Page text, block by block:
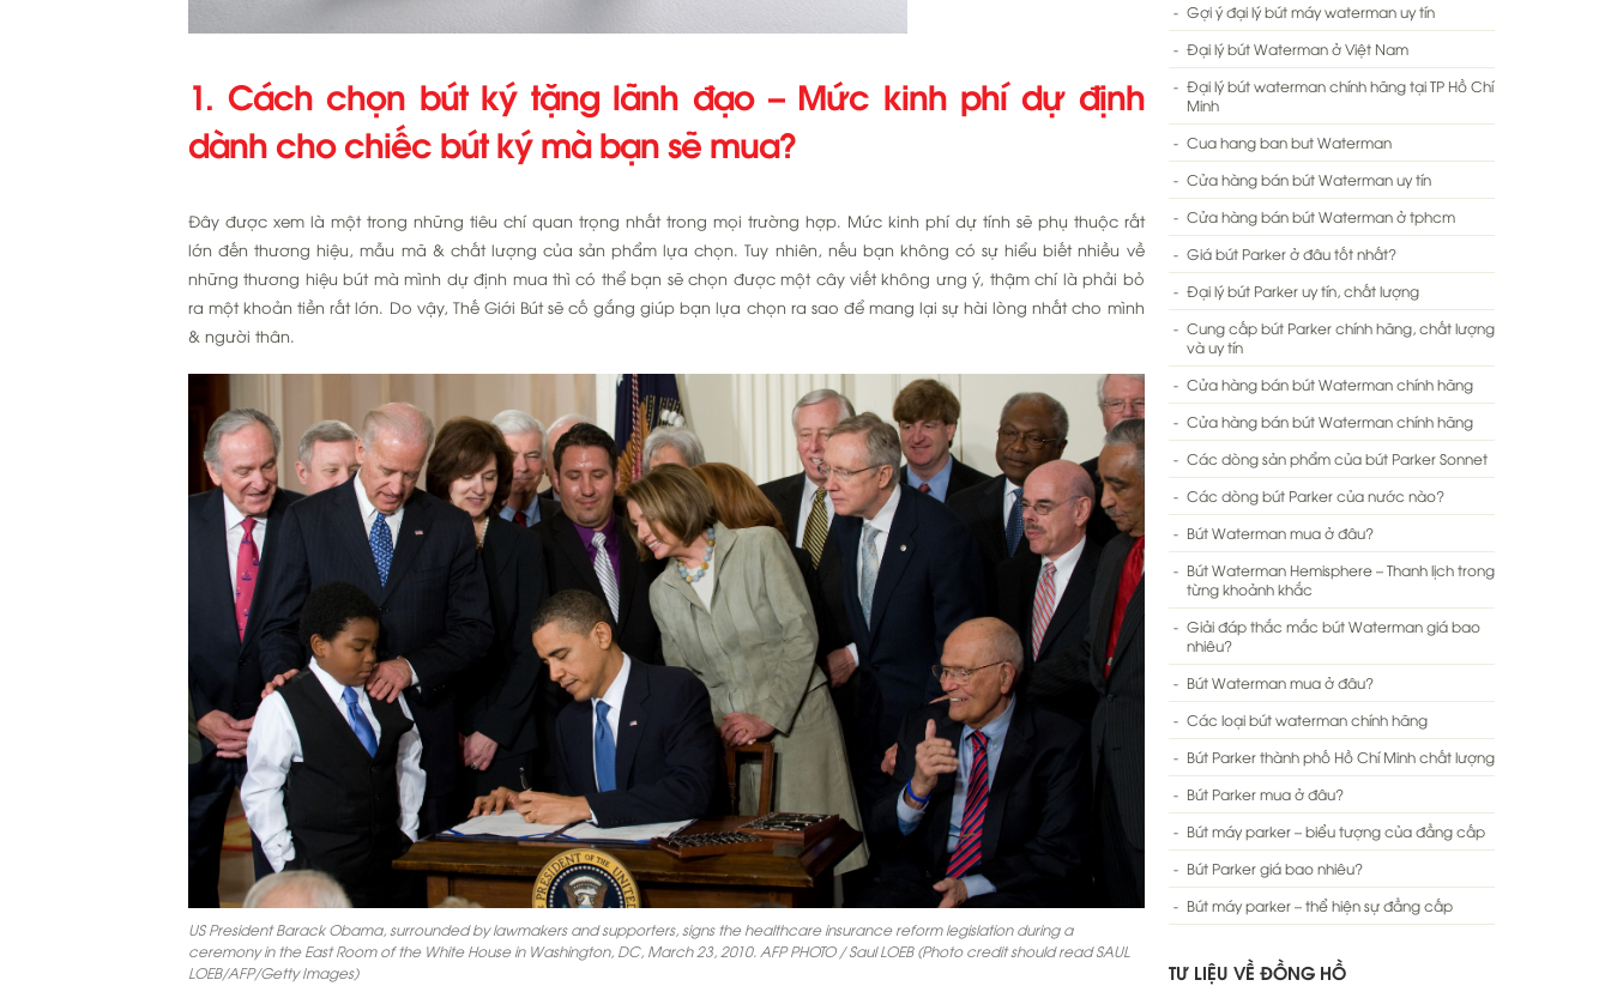
1. Cách chọn bút ký tặng lãnh đạo – Mức kinh phí dự định
dành cho chiếc bút ký mà bạn sẽ mua?
Đây được xem là một trong những tiêu chí quan trọng nhất trong mọi trường hợp. Mức kinh phí dự tính sẽ phụ thuộc rất
lớn đến thương hiệu, mẫu mã & chất lượng của sản phẩm lựa chọn. Tuy nhiên, nếu bạn không có sự hiểu biết nhiều về
những thương hiệu bút mà mình dự định mua thì có thể bạn sẽ chọn được một cây viết không ưng ý, thậm chí là phải bỏ
ra một khoản tiền rất lớn. Do vậy, Thế Giới Bút sẽ cố gắng giúp bạn lựa chọn ra sao để mang lại sự hài lòng nhất cho mình
& người thân.
US President Barack Obama, surrounded by lawmakers and supporters, signs the healthcare insurance reform legislation during a
ceremony in the East Room of the White House in Washington, DC, March 23, 2010. AFP PHOTO / Saul LOEB (Photo credit should read SAUL
LOEB/AFP/Getty Images)
Gợi ý đại lý bút máy waterman uy tín
Đại lý bút Waterman ở Việt Nam
Đại lý bút waterman chính hãng tại TP Hồ Chí
Minh
Cua hang ban but Waterman
Cửa hàng bán bút Waterman uy tín
Cửa hàng bán bút Waterman ở tphcm
Giá bút Parker ở đâu tốt nhất?
Đại lý bút Parker uy tín, chất lượng
Cung cấp bút Parker chính hãng, chất lượng
và uy tín
Cửa hàng bán bút Waterman chính hãng
Cửa hàng bán bút Waterman chính hãng
Các dòng sản phẩm của bút Parker Sonnet
Các dòng bút Parker của nước nào?
Bút Waterman mua ở đâu?
Bút Waterman Hemisphere – Thanh lịch trong
từng khoảnh khắc
Giải đáp thắc mắc bút Waterman giá bao
nhiêu?
Bút Waterman mua ở đâu?
Các loại bút waterman chính hãng
Bút Parker thành phố Hồ Chí Minh chất lượng
Bút Parker mua ở đâu?
Bút máy parker – biểu tượng của đẳng cấp
Bút Parker giá bao nhiêu?
Bút máy parker – thể hiện sự đẳng cấp
TƯ LIỆU VỀ ĐỒNG HỒ